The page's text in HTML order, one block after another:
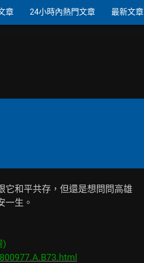
章 24小時內熱門文章 最新文章
它和平共存，但還是想問問高雄
一生。
)